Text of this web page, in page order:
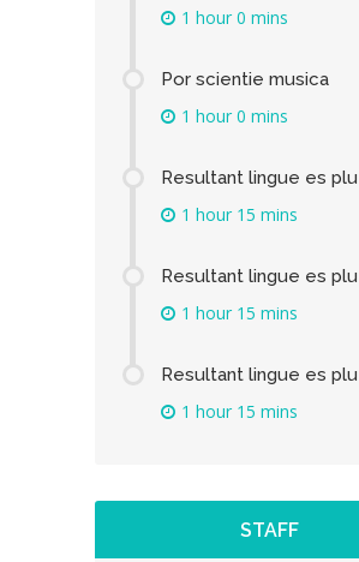
1 hour 0 mins
Por scientie musica
1 hour 0 mins
Resultant lingue es plu
1 hour 15 mins
Resultant lingue es plu
1 hour 15 mins
Resultant lingue es plu
1 hour 15 mins
STAFF